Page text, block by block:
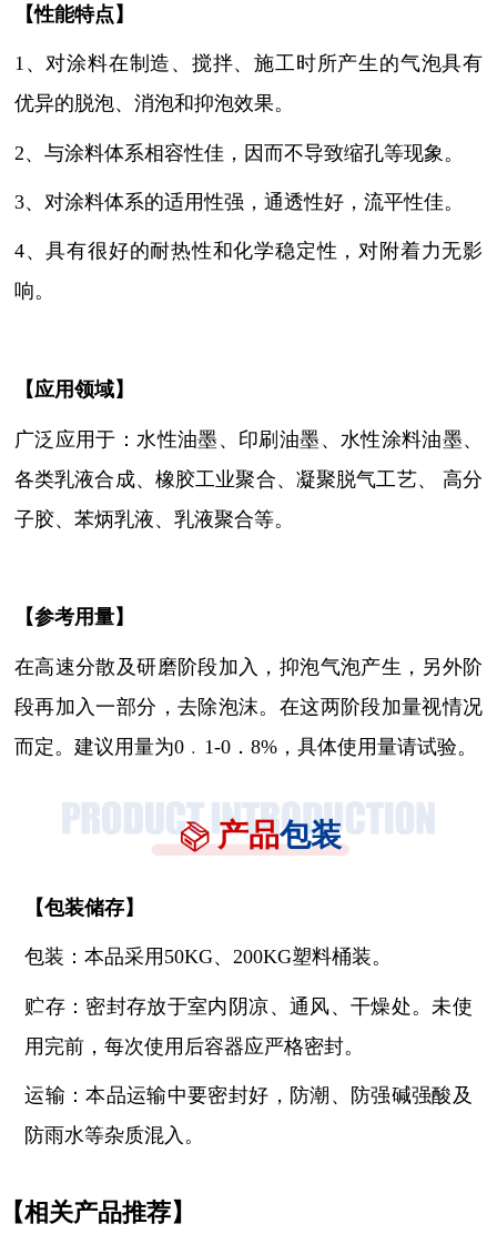
【性能特点】
1、对涂料在制造、搅拌、施工时所产生的气泡具有
优异的脱泡、消泡和抑泡效果。
2、与涂料体系相容性佳，因而不导致缩孔等现象。
3、对涂料体系的适用性强，通透性好，流平性佳。
4、具有很好的耐热性和化学稳定性，对附着力无影
响。
【应用领域】
广泛应用于：水性油墨、印刷油墨、水性涂料油墨、
各类乳液合成、橡胶工业聚合、凝聚脱气工艺、
高分
子胶、苯炳乳液、乳液聚合等。
【参考用量】
在高速分散及研磨阶段加入，抑泡气泡产生，另外阶
段再加入一部分，去除泡沫。在这两阶段加量视情况
而定。建议用量为0﹒1-0．8%，具体使用量请试验。
产品包装
【包装储存】
包装：本品采用 50KG、200KG塑料桶装。
贮存：密封存放于室内阴凉、通风、干燥处。未使
用完前，每次使用后容器应严格密封。
运输：本品运输中要密封好，防潮、防强碱强酸及
防雨水等杂质混入。
【相关产品推荐】